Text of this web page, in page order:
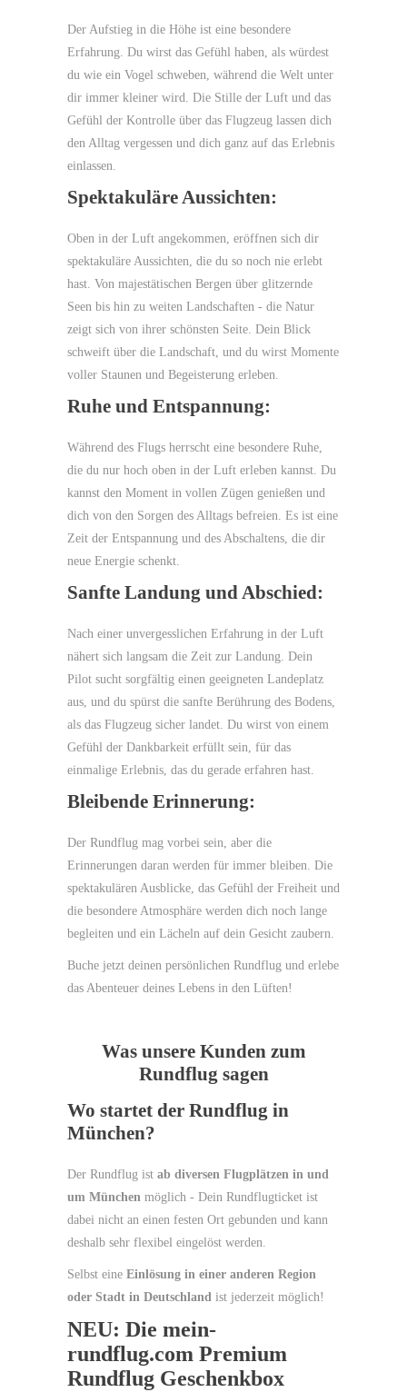
Der Aufstieg in die Höhe ist eine besondere
Erfahrung. Du wirst das Gefühl haben, als würdest
du wie ein Vogel schweben, während die Welt unter
dir immer kleiner wird. Die Stille der Luft und das
Gefühl der Kontrolle über das Flugzeug lassen dich
den Alltag vergessen und dich ganz auf das Erlebnis
einlassen.
Spektakuläre Aussichten:
Oben in der Luft angekommen, eröffnen sich dir
spektakuläre Aussichten, die du so noch nie erlebt
hast. Von majestätischen Bergen über glitzernde
Seen bis hin zu weiten Landschaften - die Natur
zeigt sich von ihrer schönsten Seite. Dein Blick
schweift über die Landschaft, und du wirst Momente
voller Staunen und Begeisterung erleben.
Ruhe und Entspannung:
Während des Flugs herrscht eine besondere Ruhe,
die du nur hoch oben in der Luft erleben kannst. Du
kannst den Moment in vollen Zügen genießen und
dich von den Sorgen des Alltags befreien. Es ist eine
Zeit der Entspannung und des Abschaltens, die dir
neue Energie schenkt.
Sanfte Landung und Abschied:
Nach einer unvergesslichen Erfahrung in der Luft
nähert sich langsam die Zeit zur Landung. Dein
Pilot sucht sorgfältig einen geeigneten Landeplatz
aus, und du spürst die sanfte Berührung des Bodens,
als das Flugzeug sicher landet. Du wirst von einem
Gefühl der Dankbarkeit erfüllt sein, für das
einmalige Erlebnis, das du gerade erfahren hast.
Bleibende Erinnerung:
Der Rundflug mag vorbei sein, aber die
Erinnerungen daran werden für immer bleiben. Die
spektakulären Ausblicke, das Gefühl der Freiheit und
die besondere Atmosphäre werden dich noch lange
begleiten und ein Lächeln auf dein Gesicht zaubern.
Buche jetzt deinen persönlichen Rundflug und erlebe
das Abenteuer deines Lebens in den Lüften!
Was unsere Kunden zum
Rundflug sagen
Wo startet der Rundflug in
München?
Der Rundflug ist ab diversen Flugplätzen in und
um München möglich - Dein Rundflugticket ist
dabei nicht an einen festen Ort gebunden und kann
deshalb sehr flexibel eingelöst werden.
Selbst eine Einlösung in einer anderen Region
oder Stadt in Deutschland ist jederzeit möglich!
NEU: Die mein-
rundflug.com Premium
Rundflug Geschenkbox